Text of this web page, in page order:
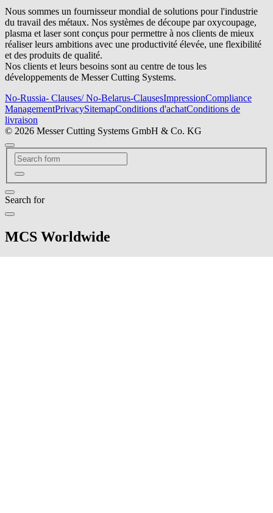
Nous sommes un fournisseur mondial de solutions pour l'industrie
du travail des métaux. Nos systèmes de découpe par oxycoupage,
plasma et laser sont conçus pour permettre à nos clients de mieux
réaliser leurs ambitions avec une productivité élevée, une flexibilité
et des produits de qualité.
Nos clients et leurs besoins sont au centre de tous les
développements de Messer Cutting Systems.
No-Russia- Clauses/ No-Belarus-ClausesImpressionCompliance
ManagementPrivacySitemapConditions d'achatConditions de
livraison
© 2026 Messer Cutting Systems GmbH & Co. KG
Search for
MCS Worldwide